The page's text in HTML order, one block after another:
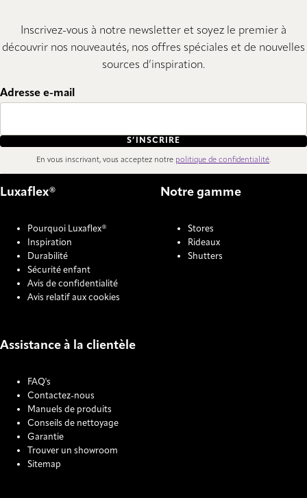
Inscrivez-vous à notre newsletter et soyez le premier à
découvrir nos nouveautés, nos offres spéciales et de nouvelles
sources d’inspiration.
Adresse e-mail
S’INSCRIRE
En vous inscrivant, vous acceptez notre politique de confidentialité.
Luxaflex®
Pourquoi Luxaflex®
Inspiration
Durabilité
Sécurité enfant
Avis de confidentialité
Avis relatif aux cookies
Notre gamme
Stores
Rideaux
Shutters
Assistance à la clientèle
FAQ's
Contactez-nous
Manuels de produits
Conseils de nettoyage
Garantie
Trouver un showroom
Sitemap